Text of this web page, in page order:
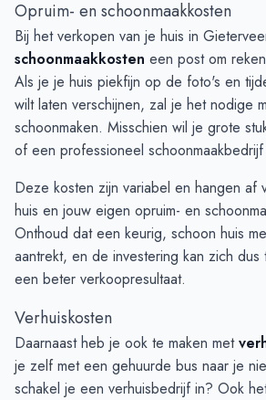
Opruim- en schoonmaakkosten
Bij het verkopen van je huis in
schoonmaakkosten een post om
Als je je huis piekfijn op de foto's en
wilt laten verschijnen, zal je het nodige
schoonmaken. Misschien wil je grote
of een professioneel schoonmaakbedrijf
Deze kosten zijn variabel en hangen af
huis en jouw eigen opruim- en
Onthoud dat een keurig, schoon huis
aantrekt, en de investering kan zich
een beter verkoopresultaat.
Verhuiskosten
Daarnaast heb je ook te maken met
je zelf met een gehuurde bus naar je
schakel je een verhuisbedrijf in? Ook